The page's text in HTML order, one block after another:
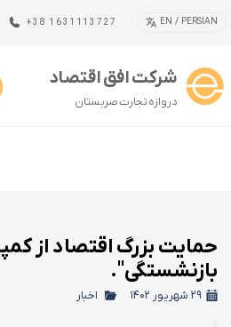
+38 1631113727
شرکت افق اقتصاد
دروازه تجارت صربستان
EN / PERSIAN
حمایت بزرگ اقتصاد از
بازنشستگی".
۲۹ شهریور ۱۴۰۲ اخبار